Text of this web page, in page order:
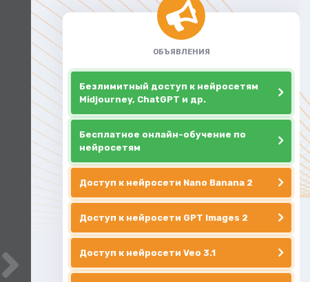
ОБЪЯВЛЕНИЯ
Безлимитный доступ к нейросетям
Midjourney, ChatGPT и др.
Бесплатное онлайн-обучение по
нейросетям
Доступ к нейросети Nano Banana 2
Доступ к нейросети GPT Images 2
Доступ к нейросети Veo 3.1